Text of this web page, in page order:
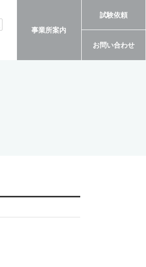
事業所案内
試験依頼
お問い合わせ